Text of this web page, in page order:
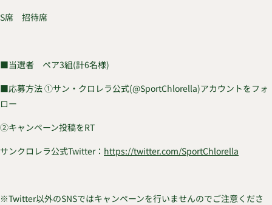
S席 招待席
■当選者 ペア3組(計6名様)
■応募方法 ①サン・クロレラ公式(@SportChlorella)アカウントをフォ
ロー
②キャンペーン投稿をRT
サンクロレラ公式Twitter： https://twitter.com/SportChlorella
※Twitter以外のSNSではキャンペーンを行いませんのでご注意くださ